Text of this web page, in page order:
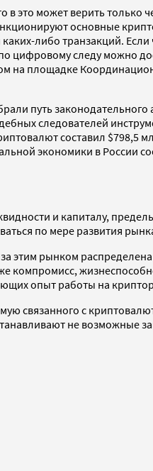
это может верить только
основные
либо транзакций.
следу можно
площадке
путь
следователей
составил $798,5
экономики в России
и капиталу,
по мере развития
этим рынком
опыт работы на
связанного с
не возможные